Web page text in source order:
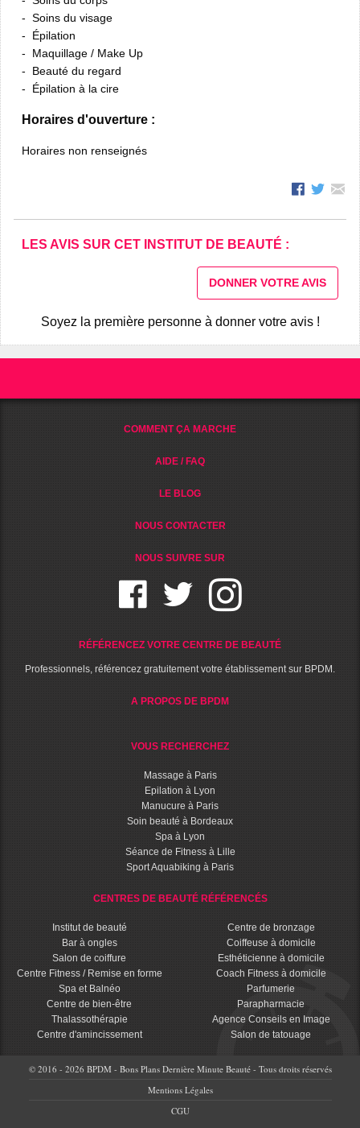
Soins du visage
Épilation
Maquillage / Make Up
Beauté du regard
Épilation à la cire
Horaires d'ouverture :
Horaires non renseignés
LES AVIS SUR CET INSTITUT DE BEAUTÉ :
DONNER VOTRE AVIS
Soyez la première personne à donner votre avis !
COMMENT ÇA MARCHE
AIDE / FAQ
LE BLOG
NOUS CONTACTER
NOUS SUIVRE SUR
RÉFÉRENCEZ VOTRE CENTRE DE BEAUTÉ
Professionnels, référencez gratuitement votre établissement sur BPDM.
A PROPOS DE BPDM
VOUS RECHERCHEZ
Massage à Paris
Epilation à Lyon
Manucure à Paris
Soin beauté à Bordeaux
Spa à Lyon
Séance de Fitness à Lille
Sport Aquabiking à Paris
CENTRES DE BEAUTÉ RÉFÉRENCÉS
Institut de beauté
Bar à ongles
Salon de coiffure
Centre Fitness / Remise en forme
Spa et Balnéo
Centre de bien-être
Thalassothérapie
Centre d'amincissement
Centre de bronzage
Coiffeuse à domicile
Esthéticienne à domicile
Coach Fitness à domicile
Parfumerie
Parapharmacie
Agence Conseils en Image
Salon de tatouage
© 2016 - 2026 BPDM - Bons Plans Dernière Minute Beauté - Tous droits réservés
Mentions Légales
CGU